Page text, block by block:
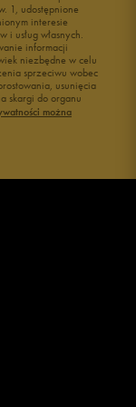
1, udostępnione
interesie
usług własnych.
informacji
niezbędne w celu
sprzeciwu wobec
usunięcia
skargi do organu
można